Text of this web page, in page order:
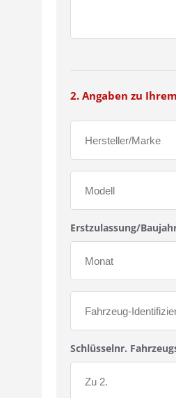
2. Angaben zu
Erstzulassung/
Schlüsselnr.